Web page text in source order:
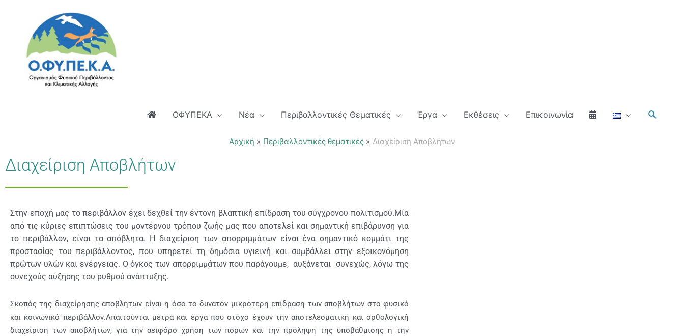
περιεχόμενο
ΟΦΥΠΕΚΑ Νέα Περιβαλλοντικές Θεματικές Έργα Εκθέσεις Επικοινωνία
Αρχική Περιβαλλοντικές θεματικές Διαχείριση Αποβλήτων
Διαχείριση Αποβλήτων
Στην εποχή μας το περιβάλλον έχει δεχθεί την έντονη βλαπτική επίδραση του σύγχρονου πολιτισμού.Μία
από τις κύριες επιπτώσεις του μοντέρνου τρόπου ζωής μας που αποτελεί και σημαντική επιβάρυνση για
το περιβάλλον, είναι τα απόβλητα. Η διαχείριση των απορριμμάτων είναι ένα σημαντικό κομμάτι της
προστασίας του περιβάλλοντος, που υπηρετεί τη δημόσια υγιεινή και συμβάλλει στην εξοικονόμηση
πρώτων υλών και ενέργειας. Ο όγκος των απορριμμάτων που παράγουμε, αυξάνεται συνεχώς, λόγω της
συνεχούς αύξησης του ρυθμού ανάπτυξης.
Σκοπός της διαχείρησης αποβλήτων είναι η όσο το δυνατόν μικρότερη επίδραση των αποβλήτων στο φυσικό
και κοινωνικό περιβάλλον.Απαιτούνται μέτρα και έργα που στόχο έχουν την αποτελεσματική και ορθολογική
διαχείριση των αποβλήτων, για την αειφόρο χρήση των πόρων και την πρόληψη της υποβάθμισης ή την